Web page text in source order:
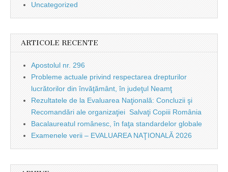
Uncategorized
ARTICOLE RECENTE
Apostolul nr. 296
Probleme actuale privind respectarea drepturilor
lucrătorilor din învăţământ, în judeţul Neamţ
Rezultatele de la Evaluarea Naţională: Concluzii şi
Recomandări ale organizaţiei Salvaţi Copiii România
Bacalaureatul românesc, în faţa standardelor globale
Examenele verii – EVALUAREA NAŢIONALĂ 2026